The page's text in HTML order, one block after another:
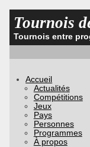
Tournois
Tournois entre
Accueil
Actualités
Compétitions
Jeux
Pays
Personnes
Programmes
À propos